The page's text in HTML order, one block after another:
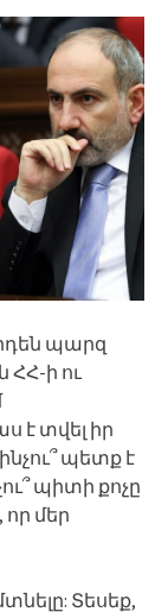
պարզ
ՀՀ-ի ու
է տվել իր
պետք է
պիտի քոչը
մեր
Տեսեք,